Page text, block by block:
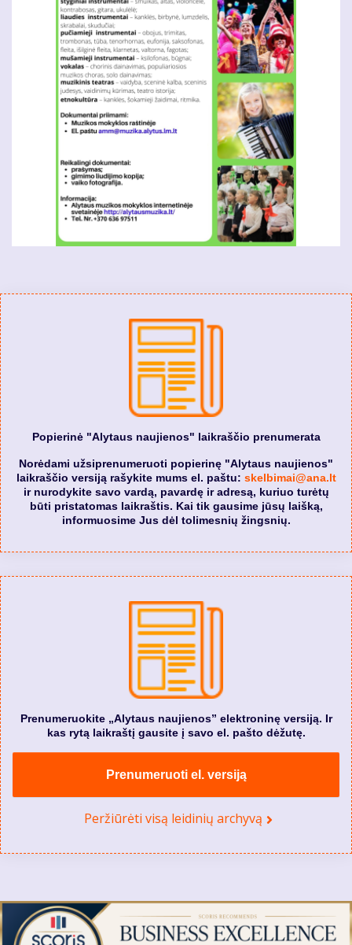
Popierinė "Alytaus naujienos" laikraščio prenumerata
Norėdami užsiprenumeruoti popierinę "Alytaus naujienos"
laikraščio versiją rašykite mums el. paštu: skelbimai@ana.lt
ir nurodykite savo vardą, pavardę ir adresą, kuriuo turėtų
būti pristatomas laikraštis. Kai tik gausime jūsų laišką,
informuosime Jus dėl tolimesnių žingsnių.
Prenumeruokite „Alytaus naujienos” elektroninę versiją. Ir
kas rytą laikraštį gausite į savo el. pašto dėžutę.
Prenumeruoti el. versiją
Peržiūrėti visą leidinių archyvą